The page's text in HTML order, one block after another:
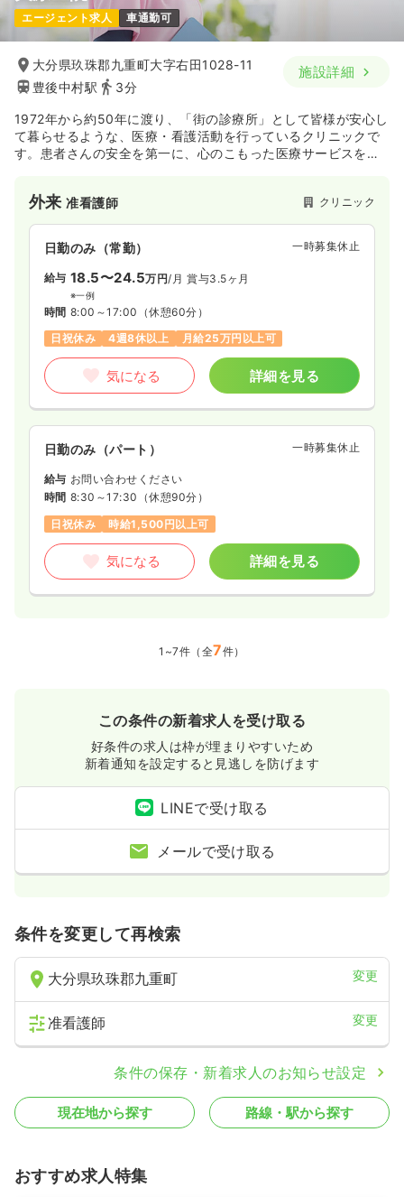
エージェント求人 車通勤可
大分県玖珠郡九重町大字右田1028-11
豊後中村駅
3分
施設詳細
1972年から約50年に渡り、「街の診療所」として皆様が安心し
て暮らせるような、医療・看護活動を行っているクリニックで
す。患者さんの安全を第一に、心のこもった医療サービスを提
外来准看護師 クリニック
日勤のみ（常勤） 一時募集休止
給与 18.5〜24.5万円/月 賞与3.5ヶ月
※一例
時間 8:00～17:00 （休憩60分）
日祝休み
4週8休以上 月給25万円以上可
気になる 詳細を見る
日勤のみ（パート） 一時募集休止
給与 お問い合わせください
時間 8:30～17:30 （休憩90分）
日祝休み
時給1,500円以上可
気になる 詳細を見る
1~7件（全7件）
この条件の新着求人を受け取る
好条件の求人は枠が埋まりやすいため
新着通知を設定すると見逃しを防げます
LINEで受け取る
メールで受け取る
条件を変更して再検索
大分県玖珠郡九重町 変更
准看護師 変更
条件の保存・新着求人のお知らせ設定
現在地から探す 路線・駅から探す
おすすめ求人特集